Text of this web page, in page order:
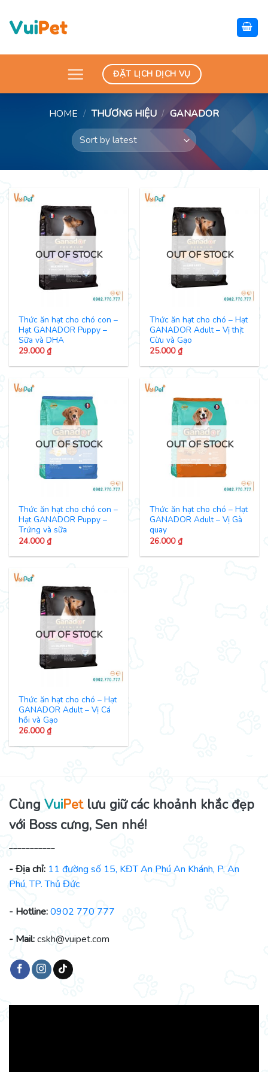
content
ĐẶT LỊCH DỊCH VỤ
HOME / THƯƠNG HIỆU / GANADOR
OUT OF STOCK
Thức ăn hạt cho chó con –
Hạt GANADOR Puppy –
Sữa và DHA
29.000₫
OUT OF STOCK
Thức ăn hạt cho chó – Hạt
GANADOR Adult – Vị thịt
Cừu và Gạo
25.000₫
OUT OF STOCK
Thức ăn hạt cho chó con –
Hạt GANADOR Puppy –
Trứng và sữa
24.000₫
OUT OF STOCK
Thức ăn hạt cho chó – Hạt
GANADOR Adult – Vị Gà
quay
26.000₫
OUT OF STOCK
Thức ăn hạt cho chó – Hạt
GANADOR Adult – Vị Cá
hồi và Gạo
26.000₫
Cùng VuiPetlưu giữ các khoảnh khắc đẹp
với Boss cưng, Sen nhé!
- Địa chỉ: 11 đường số 15, KĐT An Phú An Khánh, P. An
Phú, TP. Thủ Đức
- Hotline:0902 770 777
- Mail:cskh@vuipet.com